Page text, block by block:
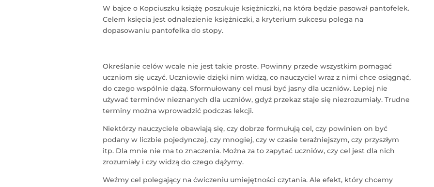
W bajce o Kopciuszku książę poszukuje księżniczki, na która będzie pasował pantofelek.
Celem księcia jest odnalezienie księżniczki, a kryterium sukcesu polega na
dopasowaniu pantofelka do stopy.
Określanie celów wcale nie jest takie proste. Powinny przede wszystkim pomagać
uczniom się uczyć. Uczniowie dzięki nim widzą, co nauczyciel wraz z nimi chce osiągnąć,
do czego wspólnie dążą. Sformułowany cel musi być jasny dla uczniów. Lepiej nie
używać terminów nieznanych dla uczniów, gdyż przekaz staje się niezrozumiały. Trudne
terminy można wprowadzić podczas lekcji.
Niektórzy nauczyciele obawiają się, czy dobrze formułują cel, czy powinien on być
podany w liczbie pojedynczej, czy mnogiej, czy w czasie teraźniejszym, czy przyszłym
itp. Dla mnie nie ma to znaczenia. Można za to zapytać uczniów, czy cel jest dla nich
zrozumiały i czy widzą do czego dążymy.
Weźmy cel polegający na ćwiczeniu umiejętności czytania. Ale efekt, który chcemy